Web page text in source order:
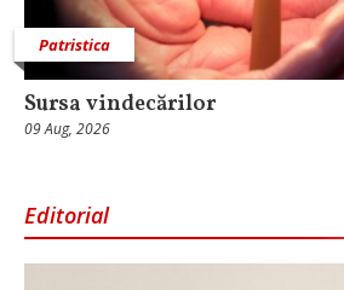
Patristica
Sursa vindecărilor
09 Aug, 2026
Editorial